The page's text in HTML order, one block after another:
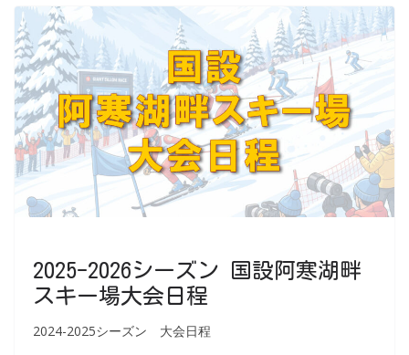
2025-2026シーズン 国設阿寒湖畔
スキー場大会日程
2024-2025シーズン 大会日程